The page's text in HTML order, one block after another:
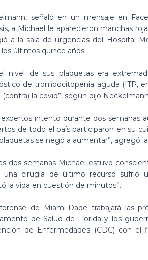
señaló en un mensaje en
a Michael le aparecieron manchas
a la sala de urgencias del Hospital
últimos quince años.
nivel de sus plaquetas era
de trombocitopenia aguda (ITP,
la covid”, según dijo
intentó durante dos semanas
de todo el país participaron en su
se negó a aumentar”, agregó
dos semanas Michael estuvo
cirugía de último recurso sufrió
la vida en cuestión de minutos”.
de Miami-Dade trabajará las
de Salud de Florida y los
de Enfermedades (CDC) con el